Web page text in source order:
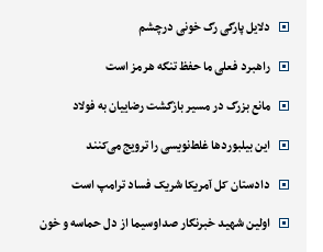
دلایل پارگی رگ خونی درچشم
راهبرد فعلی ما حفظ تنگه هرمز است
مانع بزرگ در مسیر بازگشت رضاییان به فولاد
این بیلبوردها غلط‌نویسی را ترویج می‌کنند
دادستان کل آمریکا شریک فساد ترامپ است
اولین شهید خبرنگار صداوسیما از دل حماسه و خون